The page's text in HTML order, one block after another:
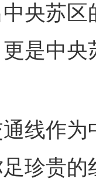
央苏
是中
作为
珍贵